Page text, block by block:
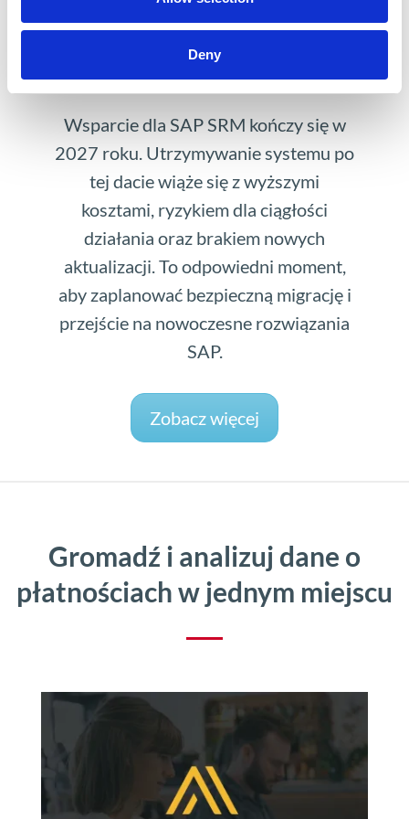
Deny
SAP SRM
Wsparcie dla SAP SRM kończy się w
2027 roku. Utrzymywanie systemu po
tej dacie wiąże się z wyższymi
kosztami, ryzykiem dla ciągłości
działania oraz brakiem nowych
aktualizacji. To odpowiedni moment,
aby zaplanować bezpieczną migrację i
przejście na nowoczesne rozwiązania
SAP.
Zobacz więcej
Gromadź i analizuj dane o
płatnościach w jednym miejscu